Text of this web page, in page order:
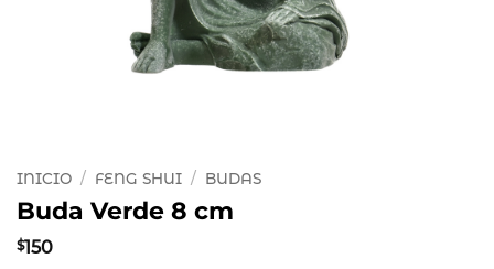
INICIO / FENG SHUI / BUDAS
Buda Verde 8 cm
$150